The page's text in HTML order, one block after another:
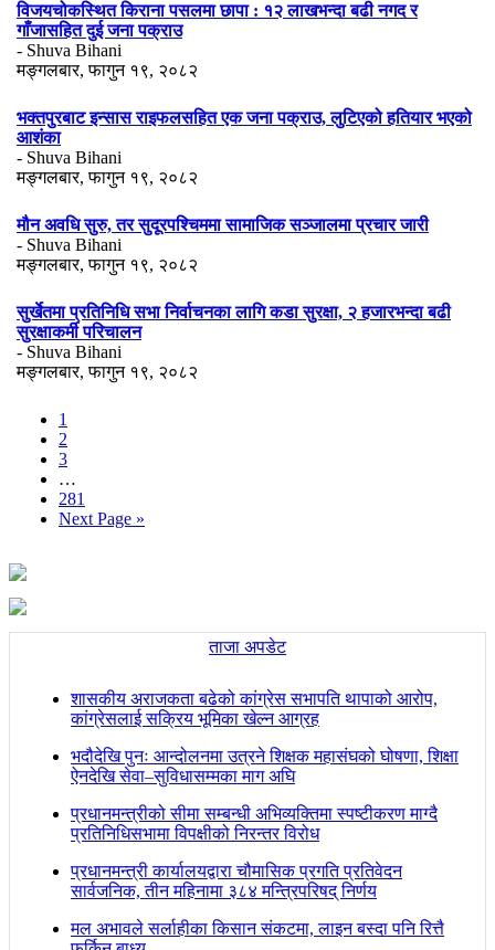
विजयचोकस्थित किराना पसलमा छापा : १२ लाखभन्दा बढी नगद र
गाँजासहित दुई जना पक्राउ
- Shuva Bihani
मङ्गलबार, फागुन १९, २०८२
भक्तपुरबाट इन्सास राइफलसहित एक जना पक्राउ, लुटिएको हतियार भएको
आशंका
- Shuva Bihani
मङ्गलबार, फागुन १९, २०८२
मौन अवधि सुरु, तर सुदूरपश्चिममा सामाजिक सञ्जालमा प्रचार जारी
- Shuva Bihani
मङ्गलबार, फागुन १९, २०८२
सुर्खेतमा प्रतिनिधि सभा निर्वाचनका लागि कडा सुरक्षा, २ हजारभन्दा बढी
सुरक्षाकर्मी परिचालन
- Shuva Bihani
मङ्गलबार, फागुन १९, २०८२
1
2
3
…
281
Next Page »
ताजा अपडेट
शासकीय अराजकता बढेको कांग्रेस सभापति थापाको आरोप,
कांग्रेसलाई सक्रिय भूमिका खेल्न आग्रह
भदौदेखि पुनः आन्दोलनमा उत्रने शिक्षक महासंघको घोषणा, शिक्षा
ऐनदेखि सेवा–सुविधासम्मका माग अघि
प्रधानमन्त्रीको सीमा सम्बन्धी अभिव्यक्तिमा स्पष्टीकरण माग्दै
प्रतिनिधिसभामा विपक्षीको निरन्तर विरोध
प्रधानमन्त्री कार्यालयद्वारा चौमासिक प्रगति प्रतिवेदन
सार्वजनिक, तीन महिनामा ३८४ मन्त्रिपरिषद् निर्णय
मल अभावले सर्लाहीका किसान संकटमा, लाइन बस्दा पनि रित्तै